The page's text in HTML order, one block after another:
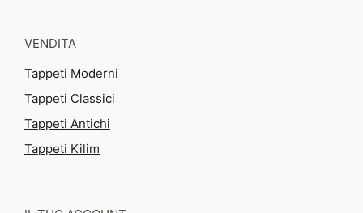
VENDITA
Tappeti Moderni
Tappeti Classici
Tappeti Antichi
Tappeti Kilim